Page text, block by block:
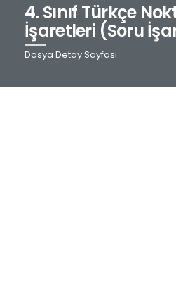
1.SINIF
2.SINIF
4. Sınıf Türkçe
İşaretleri (Soru
Dosya Detay Sayfası